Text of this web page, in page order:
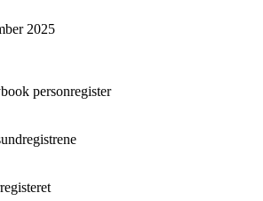
2025
personregister